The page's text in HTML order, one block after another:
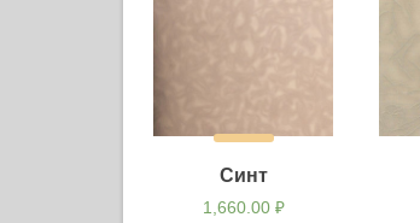
Синт
1,660.00 ₽